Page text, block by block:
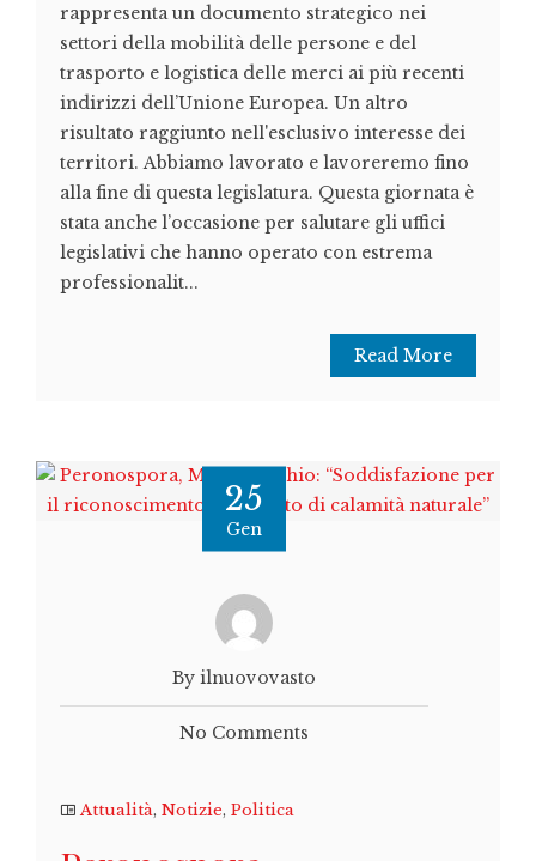
rappresenta un documento strategico nei
settori della mobilità delle persone e del
trasporto e logistica delle merci ai più recenti
indirizzi dell’Unione Europea. Un altro
risultato raggiunto nell'esclusivo interesse dei
territori. Abbiamo lavorato e lavoreremo fino
alla fine di questa legislatura. Questa giornata è
stata anche l’occasione per salutare gli uffici
legislativi che hanno operato con estrema
professionalit...
Read More
25
Gen
By ilnuovovasto
No Comments
Attualità, Notizie, Politica